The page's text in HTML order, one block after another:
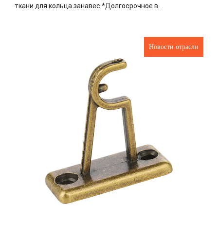
ткани для кольца занавес *Долгосрочное в...
Новости отрасли